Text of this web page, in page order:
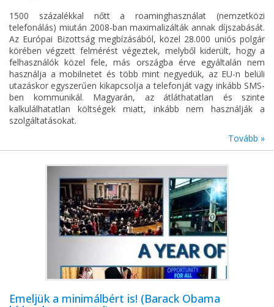
1500 százalékkal nőtt a roaminghasználat (nemzetközi
telefonálás) miután 2008-ban maximalizálták annak díjszabását.
Az Európai Bizottság megbízásából, közel 28.000 uniós polgár
körében végzett felmérést végeztek, melyből kiderült, hogy a
felhasználók közel fele, más országba érve egyáltalán nem
használja a mobilnetet és több mint negyedük, az EU-n belüli
utazáskor egyszerűen kikapcsolja a telefonját vagy inkább SMS-
ben kommunikál. Magyarán, az átláthatatlan és szinte
kalkulálhatatlan költségek miatt, inkább nem használják a
szolgáltatásokat.
Tovább »
Emeljük a minimálbért is! (Barack Obama